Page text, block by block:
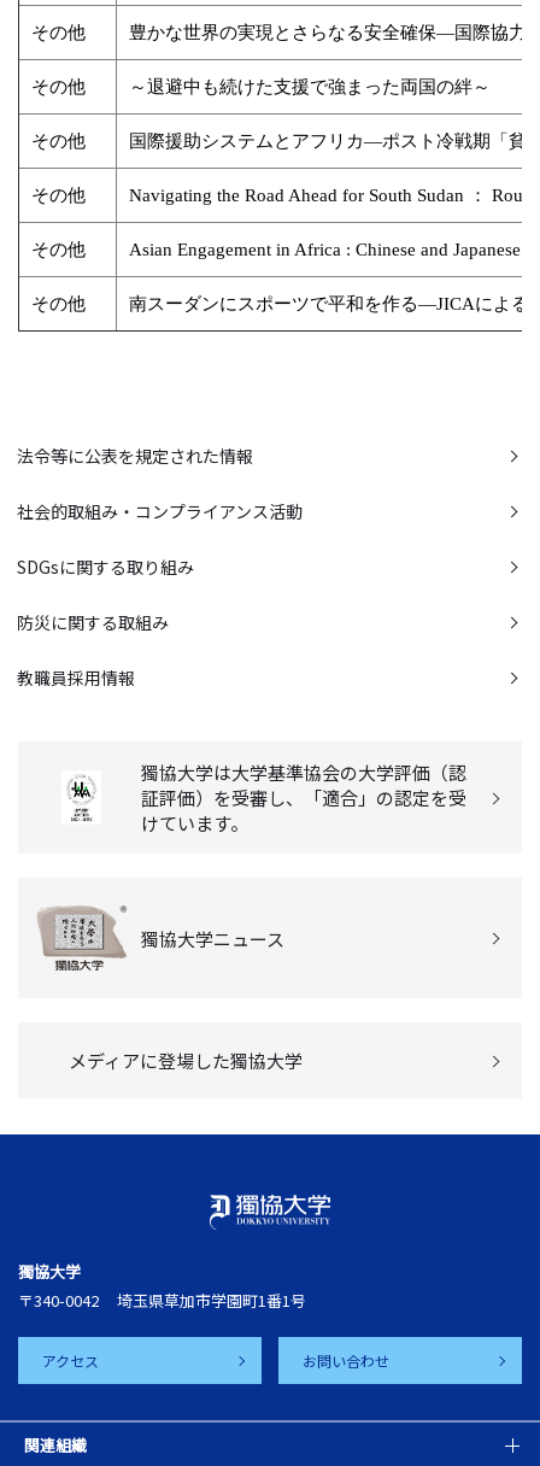
その他 豊かな世界の実現とさらなる安全確保―国際協力
その他 ～退避中も続けた支援で強まった両国の絆～
その他 国際援助システムとアフリカ―ポスト冷戦期「貧
その他 Navigating the Road Ahead for South Sudan ：
その他 Asian Engagement in Africa : Chinese and Japanese
その他 南スーダンにスポーツで平和を作る―JICAによる
法令等に公表を規定された情報
社会的取組み・コンプライアンス活動
SDGsに関する取り組み
防災に関する取組み
教職員採用情報
獨協大学は大学基準協会の大学評価（認
証評価）を受審し、「適合」の認定を受
けています。
獨協大学ニュース
メディアに登場した獨協大学
獨協大学
〒340-0042
埼玉県草加市学園町1番1号
アクセス お問い合わせ
関連組織